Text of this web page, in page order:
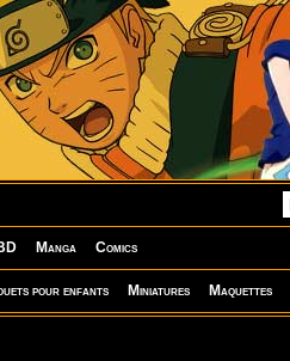
Manga Comics
pour enfants Miniatures Maquettes